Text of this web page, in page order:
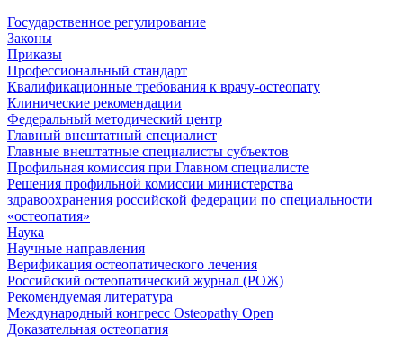
Государственное регулирование
Законы
Приказы
Профессиональный стандарт
Квалификационные требования к врачу-остеопату
Клинические рекомендации
Федеральный методический центр
Главный внештатный специалист
Главные внештатные специалисты субъектов
Профильная комиссия при Главном специалисте
Решения профильной комиссии министерства
здравоохранения российской федерации по специальности
«остеопатия»
Наука
Научные направления
Верификация остеопатического лечения
Российский остеопатический журнал (РОЖ)
Рекомендуемая литература
Международный конгресс Osteopathy Open
Доказательная остеопатия